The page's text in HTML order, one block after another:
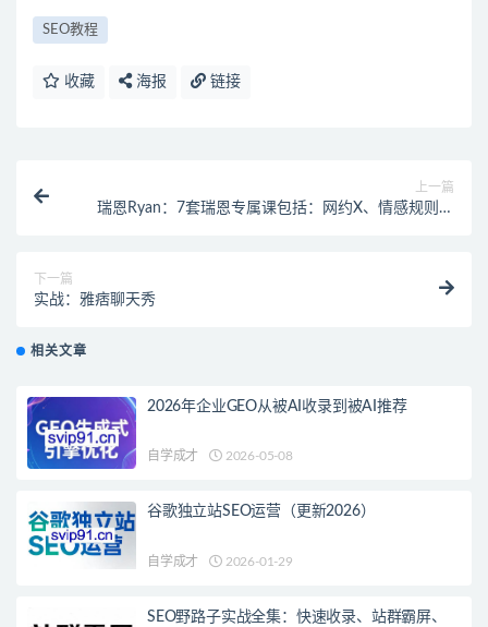
SEO教程
收藏 海报 链接
上一篇
瑞恩Ryan：7套瑞恩专属课包括：网约X、情感规则、
下一篇
实战：雅痞聊天秀
相关文章
2026年企业GEO从被AI收录到被AI推荐
自学成才 2026-05-08
谷歌独立站SEO运营（更新2026）
自学成才 2026-01-29
SEO野路子实战全集：快速收录、站群霸屏、